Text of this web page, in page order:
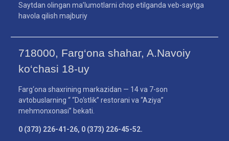
Saytdan olingan ma’lumotlarni chop etilganda veb-saytga
havola qilish majburiy
718000, Farg‘ona shahar, A.Navoiy
ko‘chasi 18-uy
Farg‘ona shaxrining markazidan — 14 va 7-son
avtobuslarning “ “Do‘stlik” restorani va “Aziya”
mehmonxonasi” bekati.
0 (373) 226-41-26, 0 (373) 226-45-52.